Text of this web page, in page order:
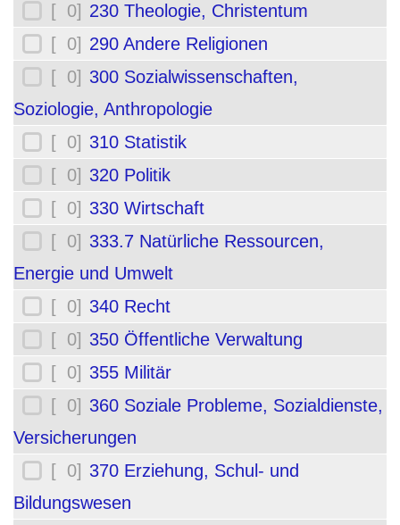
[ 0] 230 Theologie, Christentum
[ 0] 290 Andere Religionen
[ 0] 300 Sozialwissenschaften,
Soziologie, Anthropologie
[ 0] 310 Statistik
[ 0] 320 Politik
[ 0] 330 Wirtschaft
[ 0] 333.7 Natürliche Ressourcen,
Energie und Umwelt
[ 0] 340 Recht
[ 0] 350 Öffentliche Verwaltung
[ 0] 355 Militär
[ 0] 360 Soziale Probleme, Sozialdienste,
Versicherungen
[ 0] 370 Erziehung, Schul- und
Bildungswesen